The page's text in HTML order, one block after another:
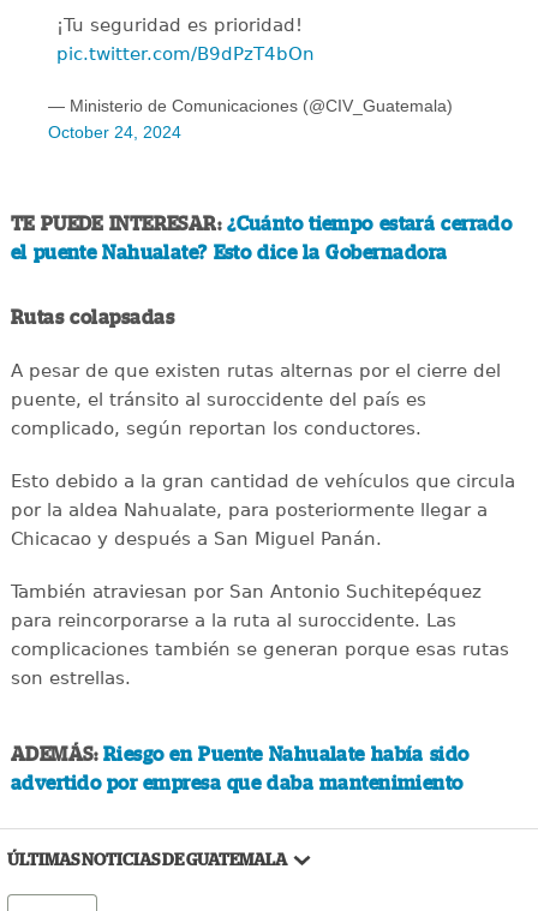
¡Tu seguridad es prioridad!
pic.twitter.com/B9dPzT4bOn
— Ministerio de Comunicaciones (@CIV_Guatemala)
October 24, 2024
TE PUEDE INTERESAR:¿Cuánto tiempo estará cerrado
el puente Nahualate? Esto dice la Gobernadora
Rutas colapsadas
A pesar de que existen rutas alternas por el cierre del
puente, el tránsito al suroccidente del país es
complicado, según reportan los conductores.
Esto debido a la gran cantidad de vehículos que circula
por la aldea Nahualate, para posteriormente llegar a
Chicacao y después a San Miguel Panán.
También atraviesan por San Antonio Suchitepéquez
para reincorporarse a la ruta al suroccidente. Las
complicaciones también se generan porque esas rutas
son estrellas.
ADEMÁS: Riesgo en Puente Nahualate había sido
advertido por empresa que daba mantenimiento
ÚLTIMAS NOTICIAS DE GUATEMALA